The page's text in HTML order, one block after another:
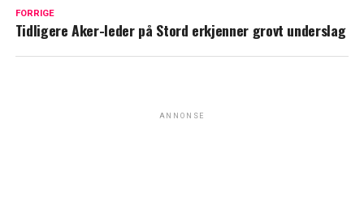
FORRIGE
Tidligere Aker-leder på Stord erkjenner grovt underslag
ANNONSE